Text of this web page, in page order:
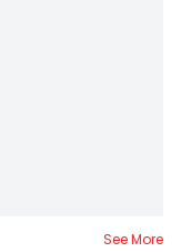
See More